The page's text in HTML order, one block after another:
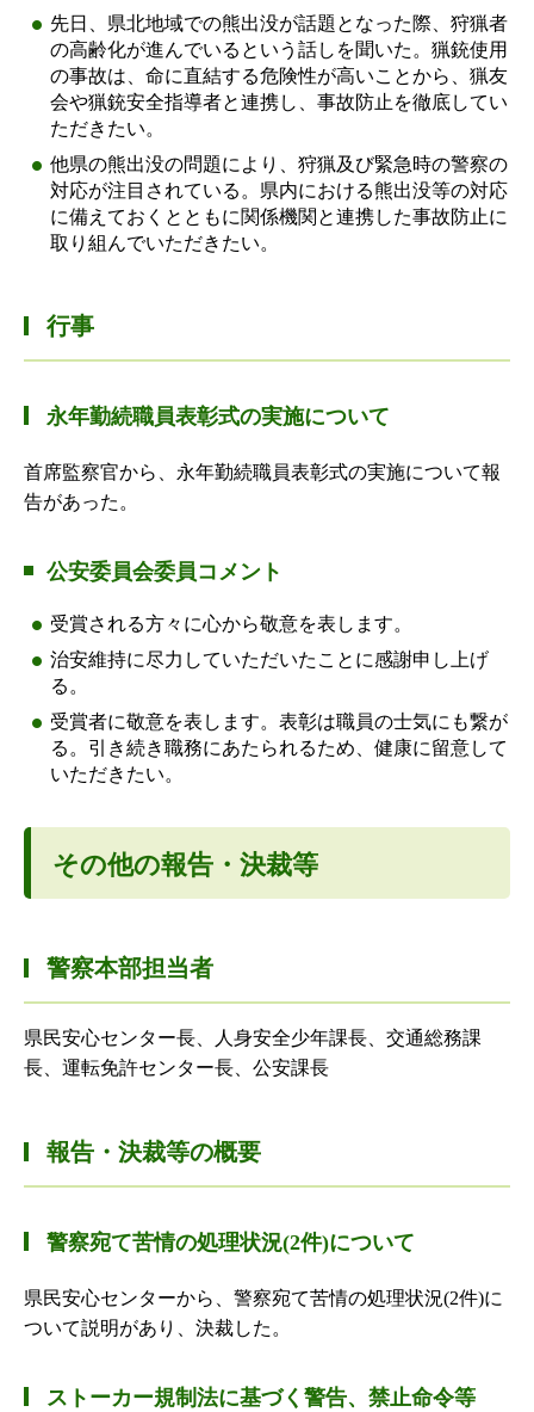
先日、県北地域での熊出没が話題となった際、狩猟者
の高齢化が進んでいるという話しを聞いた。猟銃使用
の事故は、命に直結する危険性が高いことから、猟友
会や猟銃安全指導者と連携し、事故防止を徹底してい
ただきたい。
他県の熊出没の問題により、狩猟及び緊急時の警察の
対応が注目されている。県内における熊出没等の対応
に備えておくとともに関係機関と連携した事故防止に
取り組んでいただきたい。
行事
永年勤続職員表彰式の実施について
首席監察官から、永年勤続職員表彰式の実施について報
告があった。
公安委員会委員コメント
受賞される方々に心から敬意を表します。
治安維持に尽力していただいたことに感謝申し上げ
る。
受賞者に敬意を表します。表彰は職員の士気にも繋が
る。引き続き職務にあたられるため、健康に留意して
いただきたい。
その他の報告・決裁等
警察本部担当者
県民安心センター長、人身安全少年課長、交通総務課
長、運転免許センター長、公安課長
報告・決裁等の概要
警察宛て苦情の処理状況(2件)について
県民安心センターから、警察宛て苦情の処理状況(2件)に
ついて説明があり、決裁した。
ストーカー規制法に基づく警告、禁止命令等